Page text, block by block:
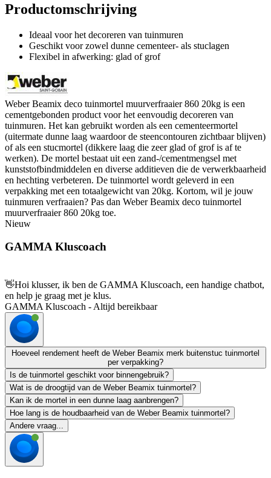
Productomschrijving
Ideaal voor het decoreren van tuinmuren
Geschikt voor zowel dunne cementeer- als stuclagen
Flexibel in afwerking: glad of grof
Weber Beamix deco tuinmortel muurverfraaier 860 20kg is een
cementgebonden product voor het eenvoudig decoreren van
tuinmuren. Het kan gebruikt worden als een cementeermortel
(uitermate dunne laag waardoor de steencontouren zichtbaar blijven)
of als een stucmortel (dikkere laag die zeer glad of grof is af te
werken). De mortel bestaat uit een zand-/cementmengsel met
kunststofbindmiddelen en diverse additieven die de verwerkbaarheid
en hechting verbeteren. De tuinmortel wordt geleverd in een
verpakking met een totaalgewicht van 20kg. Kortom, wil je jouw
tuinmuren verfraaien? Pas dan Weber Beamix deco tuinmortel
muurverfraaier 860 20kg toe.
Nieuw
GAMMA Kluscoach
👋Hoi klusser, ik ben de GAMMA Kluscoach, een handige chatbot,
en help je graag met je klus.
GAMMA Kluscoach - Altijd bereikbaar
Hoeveel rendement heeft de Weber Beamix merk buitenstuc tuinmortel
per verpakking?
Is de tuinmortel geschikt voor binnengebruik?
Wat is de droogtijd van de Weber Beamix tuinmortel?
Kan ik de mortel in een dunne laag aanbrengen?
Hoe lang is de houdbaarheid van de Weber Beamix tuinmortel?
Andere vraag...